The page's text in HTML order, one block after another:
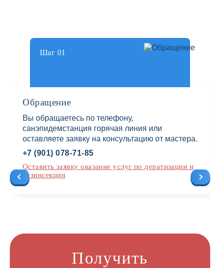
Шаг 01
Обращение
Вы обращаетесь по телефону,
санэпидемстанция горячая линия или
оставляете заявку на консультацию от мастера.
+7 (901) 078-71-85
Оставить заявку оказание услуг по дератизации и
дезинсекции
Получить